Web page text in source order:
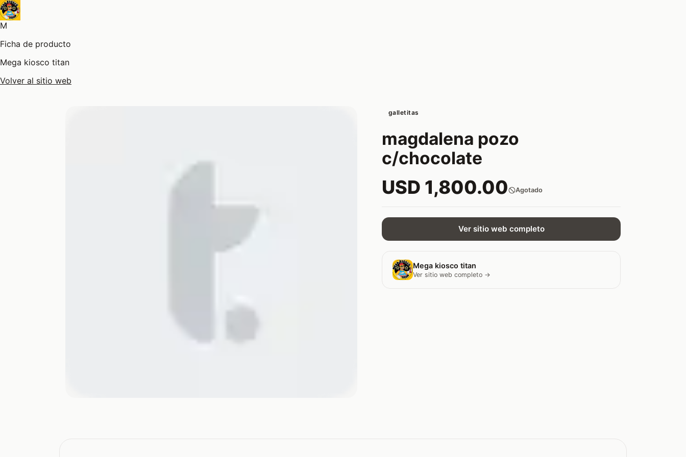
M
Ficha de producto
Mega kiosco titan
Volver al sitio web
galletitas
magdalena pozo
c/chocolate
USD 1,800.00 Agotado
Ver sitio web completo
Mega kiosco titan
Ver sitio web completo →